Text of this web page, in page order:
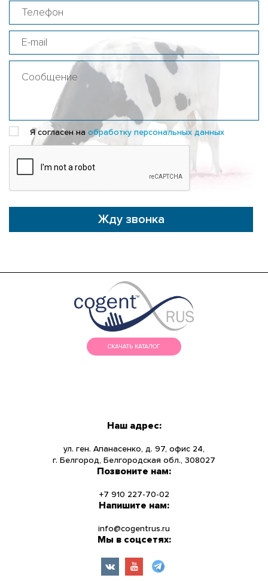
Я согласен на обработку персональных данных
Жду звонка
СКАЧАТЬ КАТАЛОГ
НОВОСТИ
УСЛУГИ
ИНФОРМАЦИЯ
КОНТАКТЫ
Наш адрес:
ул. ген. Апанасенко, д. 97, офис 24,
г. Белгород, Белгородская обл., 308027
Позвоните нам:
+7 910 227-70-02
Напишите нам:
info@cogentrus.ru
Мы в соцсетях: